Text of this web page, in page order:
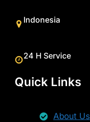
Indonesia
24 H Service
Quick Links
About Us